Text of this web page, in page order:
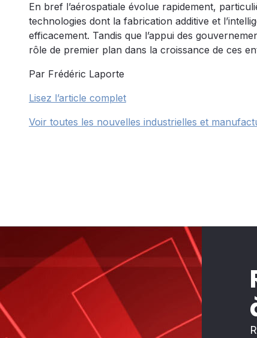
En bref l’aérospatiale évolue rapidement,
technologies dont la fabrication additive et
efficacement. Tandis que l’appui des
rôle de premier plan dans la croissance de ces
Par Frédéric Laporte
Lisez l’article complet
Voir toutes les nouvelles industrielles et